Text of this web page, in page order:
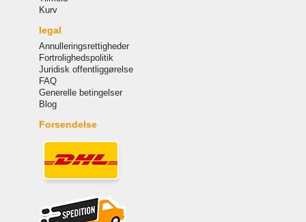
Kurv
legal
Annulleringsrettigheder
Fortrolighedspolitik
Juridisk offentliggørelse
FAQ
Generelle betingelser
Blog
Forsendelse